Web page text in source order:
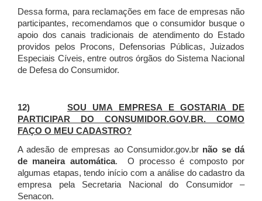
Dessa forma, para reclamações em face de empresas não
participantes, recomendamos que o consumidor busque o
apoio dos canais tradicionais de atendimento do Estado
providos pelos Procons, Defensorias Públicas, Juizados
Especiais Cíveis, entre outros órgãos do Sistema Nacional
de Defesa do Consumidor.
12) SOU UMA EMPRESA E GOSTARIA DE
PARTICIPAR DO CONSUMIDOR.GOV.BR. COMO
FAÇO O MEU CADASTRO?
A adesão de empresas ao Consumidor.gov.br não se dá
de maneira automática. O processo é composto por
algumas etapas, tendo início com a análise do cadastro da
empresa pela Secretaria Nacional do Consumidor –
Senacon.